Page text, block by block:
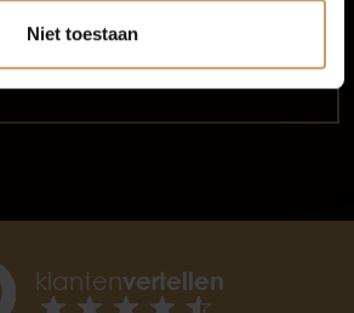
Niet toestaan
klantenvertellen